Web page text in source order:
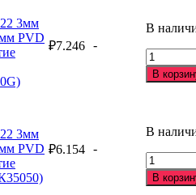
чаша
PVD
графит
3мм
PVD
₽7.246 -
В
товара
Мойка
чаша
PVD
золото
В
3мм
PVD ₽6.154 -
В
товара
Мойка
В